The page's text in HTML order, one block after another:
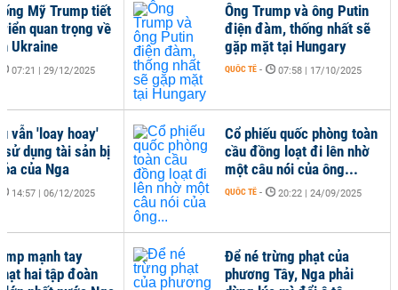
Mỹ Trump tiết
quan trọng về
Ukraine
07:21 | 29/12/2025
vẫn 'loay hoay'
sử dụng tài sản bị
của Nga
14:57 | 06/12/2025
mạnh tay
hai tập đoàn
Ông Trump và ông Putin
điện đàm, thống nhất sẽ
gặp mặt tại Hungary
QUỐC TẾ - 07:58 | 17/10/2025
Cổ phiếu quốc phòng toàn
cầu đồng loạt đi lên nhờ
một câu nói của ông...
QUỐC TẾ - 20:22 | 24/09/2025
Để né trừng phạt của
phương Tây, Nga phải